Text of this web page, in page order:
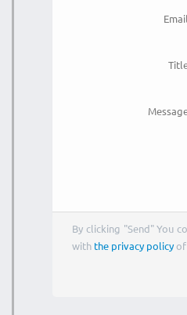
Email
By clicking "Send" You
with the privacy policyof